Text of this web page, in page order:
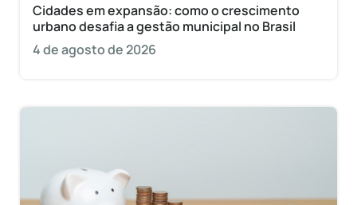
Cidades em expansão: como o crescimento
urbano desafia a gestão municipal no Brasil
4 de agosto de 2026